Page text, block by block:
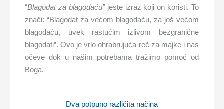
“Blagodat za blagodaću”jeste izraz koji on koristi. To
znači: “Blagodat za većom blagodaću, za još većom
blagodaću, uvek rastućim izlivom bezgranične
blagodati”. Ovo je vrlo ohrabrujuća reč za majke i nas
očeve dok u našim potrebama tražimo pomoć od
Boga.
Dva potpuno različita načina